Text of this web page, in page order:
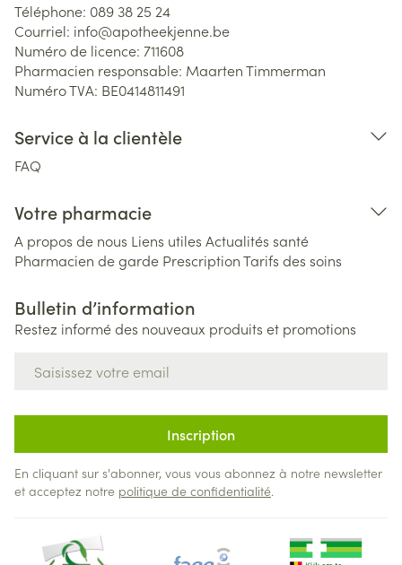
Téléphone: 089 38 25 24
Courriel: info@apotheekjenne.be
Numéro de licence: 711608
Pharmacien responsable: Maarten Timmerman
Numéro TVA: BE0414811491
Service à la clientèle
FAQ
Votre pharmacie
A propos de nous Liens utiles Actualités santé
Pharmacien de garde PrescriptionTarifs des soins
Bulletin d’information
Restez informé des nouveaux produits et promotions
Inscription
En cliquant sur s'abonner, vous vous abonnez à notre newsletter
et acceptez notre politique de confidentialité.